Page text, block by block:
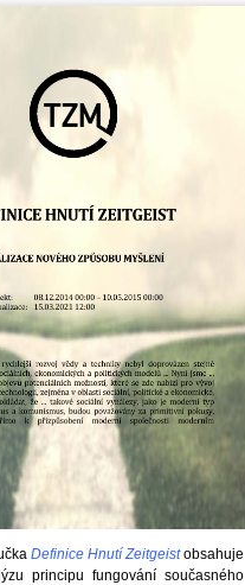
Definice Hnutí Zeitgeistobsahuje
principu fungování současného